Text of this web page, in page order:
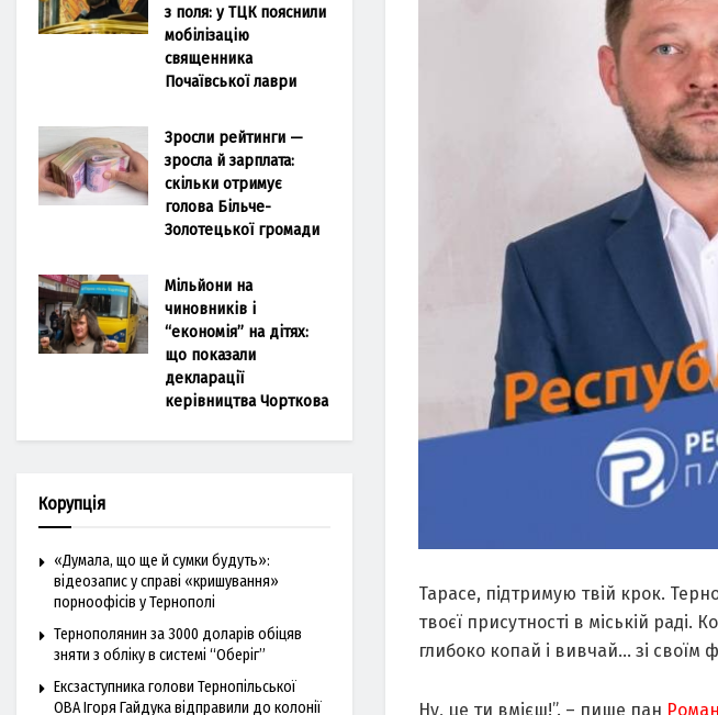
Тарасе, підтримую твій крок.
твоєї присутності в міській
глибоко копай і вивчай… зі
Ну, це ти вмієш!”. – пише пан
з поля: у ТЦК пояснили
мобілізацію
священника
Почаївської лаври
Зросли рейтинги —
зросла й зарплата:
скільки отримує
голова Більче-
Золотецької громади
Мільйони на
чиновників і
“економія” на дітях:
що показали
декларації
керівництва Чорткова
Корупція
«Думала, що ще й сумки будуть»:
відеозапис у справі «кришування»
порноофісів у Тернополі
Тернополянин за 3000 доларів обіцяв
зняти з обліку в системі “Оберіг”
Ексзаступника голови Тернопільської
ОВА Ігоря Гайдука відправили до колонії